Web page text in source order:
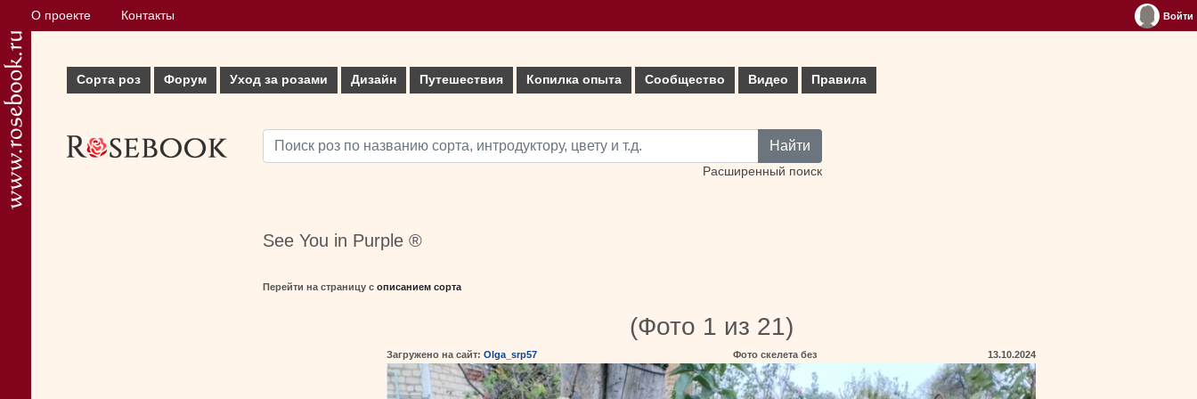
О проекте Контакты Войти
Сорта роз Форум Уход за розами Дизайн Путешествия Копилка опыта Сообщество Видео Правила
Найти
Расширенный поиск
See You in Purple ®
Перейти на страницу с описанием сорта
(Фото 1 из 21)
Загружено на сайт: Olga_srp57 Фото скелета без 13.10.2024